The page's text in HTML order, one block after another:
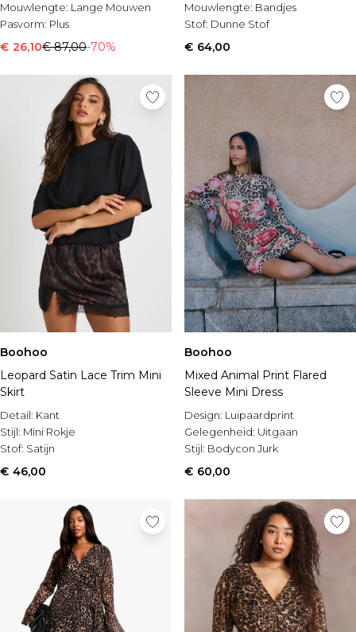
Mouwlengte: Lange Mouwen
Pasvorm: Plus
€ 26,10€ 87,00-70%
Mouwlengte: Bandjes
Stof: Dunne Stof
€ 64,00
Boohoo
Leopard Satin Lace Trim Mini
Skirt
Detail: Kant
Stijl: Mini Rokje
Stof: Satijn
€ 46,00
Boohoo
Mixed Animal Print Flared
Sleeve Mini Dress
Design: Luipaardprint
Gelegenheid: Uitgaan
Stijl: Bodycon Jurk
€ 60,00